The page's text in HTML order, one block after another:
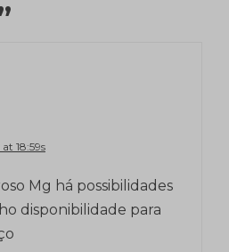
18:59s
Mg há possibilidades
disponibilidade para